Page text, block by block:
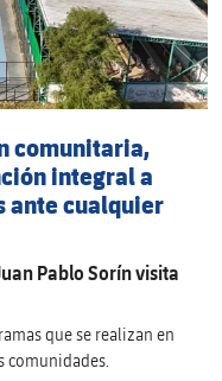
comunitaria,
integral a
ante cualquier
Pablo Sorín visita
que se realizan en
comunidades.